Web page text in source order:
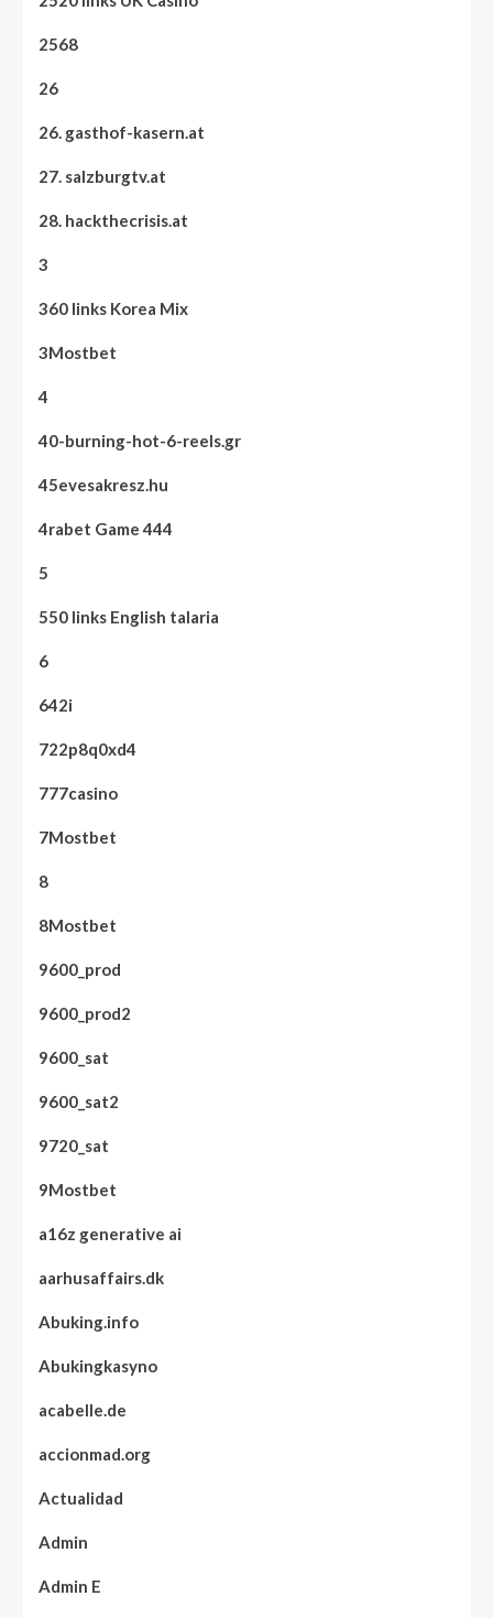
2568
26
26. gasthof-kasern.at
27. salzburgtv.at
28. hackthecrisis.at
3
360 links Korea Mix
3Mostbet
4
40-burning-hot-6-reels.gr
45evesakresz.hu
4rabet Game 444
5
550 links English talaria
6
642i
722p8q0xd4
777casino
7Mostbet
8
8Mostbet
9600_prod
9600_prod2
9600_sat
9600_sat2
9720_sat
9Mostbet
a16z generative ai
aarhusaffairs.dk
Abuking.info
Abukingkasyno
acabelle.de
accionmad.org
Actualidad
Admin
Admin E